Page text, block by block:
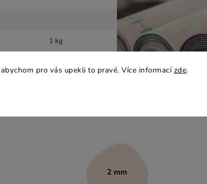
pro vás upekli to pravé. Více informací zde.
1 kg